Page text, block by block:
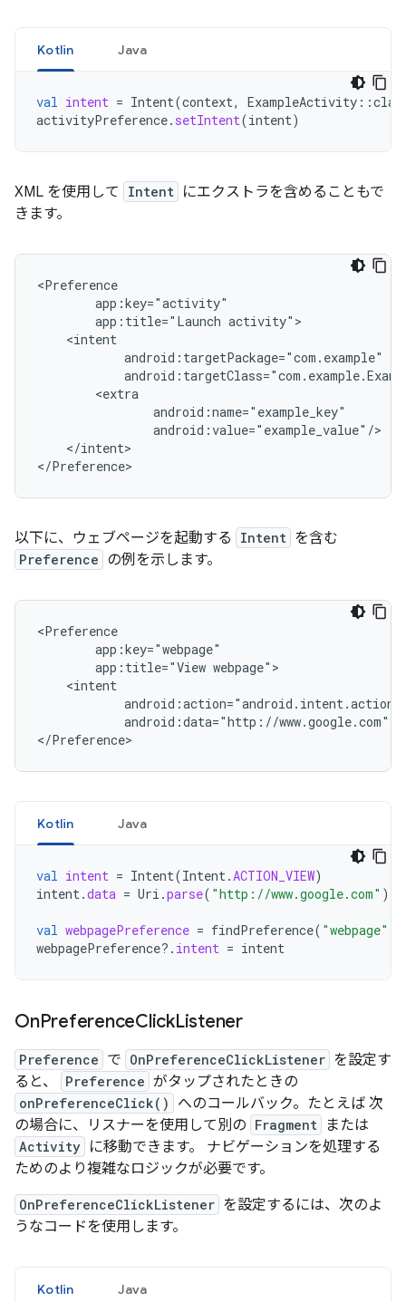
Kotlin Java
val intent = Intent(context, ExampleActivity ::
activityPreference. setIntent(intent)
XML を使用して Intent にエクストラを含めることもで
きます。
app:title="Launch
</intent>
</Preference>
以下に、ウェブページを起動する Intent を含む
Preference の例を示します。
app:title="View
android:data="http://www.google.com"
</Preference>
Kotlin Java
val intent = Intent(Intent.ACTION_VIEW)
intent.data = Uri .parse( "http://www.google.com" )
val webpagePreference = findPreference( "webpage"
webpagePreference?. intent = intent
OnPreferenceClickListener
Preference で OnPreferenceClickListener を設定す
ると、
Preference がタップされたときの
onPreferenceClick()
へのコールバック。たとえば 次
の場合に、リスナーを使用して別の Fragment または
Activity に移動できます。 ナビゲーションを処理する
ためのより複雑なロジックが必要です。
OnPreferenceClickListener を設定するには、次のよ
うなコードを使用します。
Kotlin Java